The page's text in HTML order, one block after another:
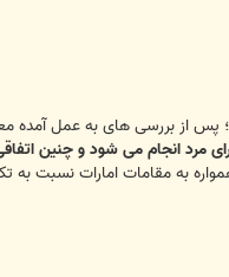
مرد انجام می شود و چنین
به مقامات امارات نسبت به